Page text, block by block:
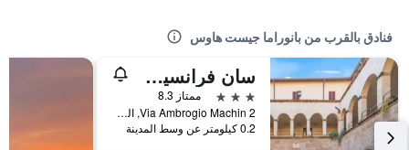
فنادق بالقرب من بانوراما جيست هاوس
سان فرانسيسكو هيريتيدج هوتل
3 نجوم
ممتاز 8.3
Via Ambrogio Machin 2, الغيرو, سردينيا, إيطاليا
0.2 كيلومتر عن وسط المدينة